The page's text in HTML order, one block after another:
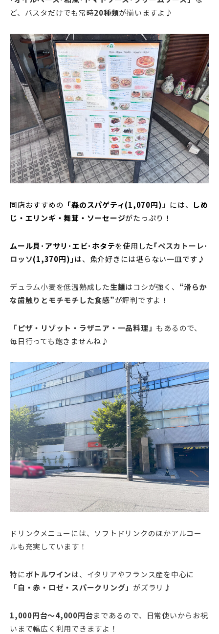
ど、パスタだけでも常時20種類が揃いますよ♪
同店おすすめの 「森のスパゲティ(1,070円)」 には、
しめ
じ・エリンギ・舞茸・ソーセージがたっぷり ！
ムール貝･アサリ･エビ･ホタテを使用した｢ペスカトーレ･
ロッソ(1,370円)｣ は、魚介好きには堪らない一皿です♪
デュラム小麦を低温熟成した生麺はコシが強く、 “滑らか
な歯触りとモチモチした食感”が評判ですよ！
「ピザ・リゾット・ラザニア・一品料理」 もあるので、
毎日行っても飽きませんね♪
ドリンクメニューには、ソフトドリンクのほかアルコー
ルも充実しています！
特にボトルワインは、イタリアやフランス産を中心に
「白・赤・ロゼ・スパークリング」 がズラリ♪
1,000円台～4,000円台まであるので、日常使いからお祝
いまで幅広く利用できますよ！